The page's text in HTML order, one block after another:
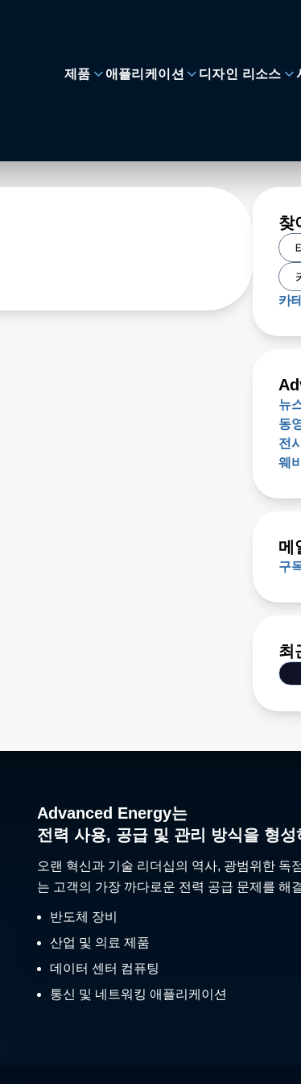
제품 애플리케이션 디자인 리소스
찾
카
뉴
동
전
웨
메
구
최
Advanced Energy는
전력 사용, 공급 및 관리 방식을 형
오랜 혁신과 기술 리더십의 역사, 광범위한 독
는 고객의 가장 까다로운 전력 공급 문제를 해
반도체 장비
산업 및 의료 제품
데이터 센터 컴퓨팅
통신 및 네트워킹 애플리케이션